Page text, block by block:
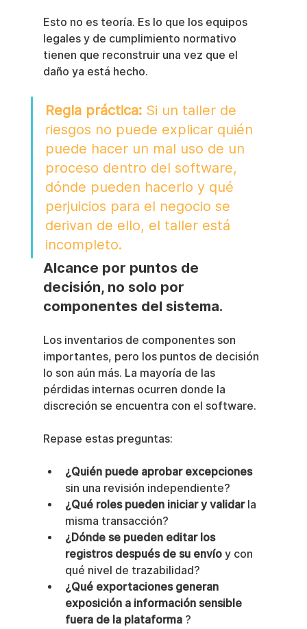
Esto no es teoría. Es lo que los equipos
legales y de cumplimiento normativo
tienen que reconstruir una vez que el
daño ya está hecho.
Regla práctica: Si un taller de
riesgos no puede explicar quién
puede hacer un mal uso de un
proceso dentro del software,
dónde pueden hacerlo y qué
perjuicios para el negocio se
derivan de ello, el taller está
incompleto.
Alcance por puntos de
decisión, no solo por
componentes del sistema.
Los inventarios de componentes son
importantes, pero los puntos de decisión
lo son aún más. La mayoría de las
pérdidas internas ocurren donde la
discreción se encuentra con el software.
Repase estas preguntas:
¿Quién puede aprobar excepciones
sin una revisión independiente?
¿Qué roles pueden iniciar y validar la
misma transacción?
¿Dónde se pueden editar los
registros después de su envío y con
qué nivel de trazabilidad?
¿Qué exportaciones generan
exposición a información sensible
fuera de la plataforma ?